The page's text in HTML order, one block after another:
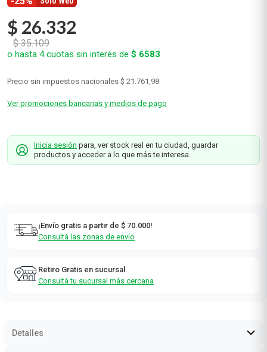
$ 26.332
$ 35.109
o hasta 4cuotas sin interés de $ 6583
Precio sin impuestos nacionales $ 21.761,98
Ver promociones bancarias y medios de pago
Inicia sesión para, ver stock real en tu ciudad, guardar
productos y acceder a lo que más te interesa.
¡Envío gratis a partir de $ 70.000!
Consultá las zonas de envío
Retiro Gratis en sucursal
Consultá tu sucursal más cercana
Detalles